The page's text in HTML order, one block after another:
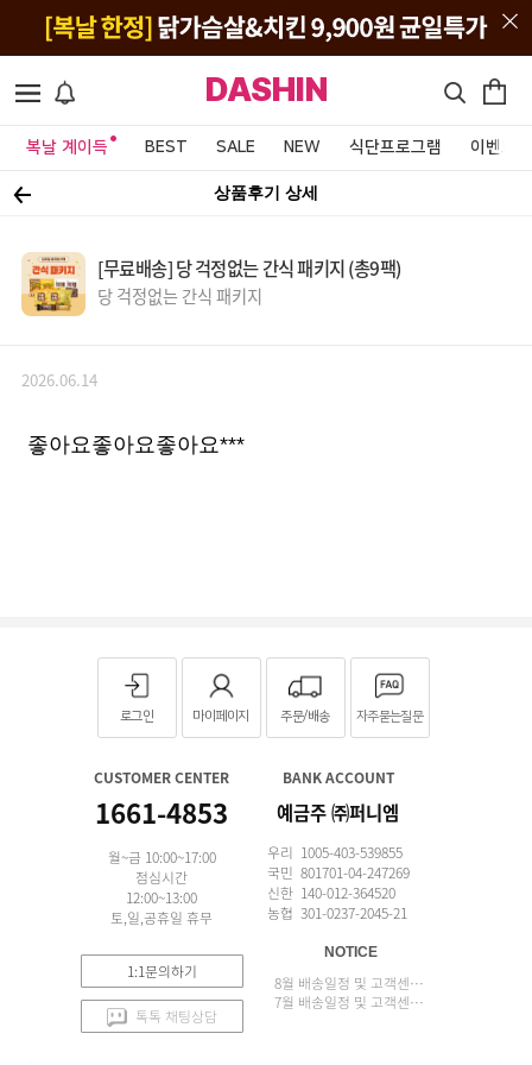
DASHIN
복날 계이득 BEST SALE NEW 식단프로그램 이벤트&
상품후기 상세
[무료배송] 당 걱정없는 간식 패키지 (총9팩)
당 걱정없는 간식 패키지
2026.06.14
좋아요좋아요좋아요***
로그인 마이페이지 주문/배송 자주묻는질문
CUSTOMER CENTER
1661-4853
월~금 10:00~17:00
점심시간
12:00~13:00
토,일,공휴일 휴무
1:1문의하기
톡톡 채팅상담
BANK ACCOUNT
예금주 ㈜퍼니엠
우리 1005-403-539855
국민 801701-04-247269
신한 140-012-364520
농협 301-0237-2045-21
NOTICE
8월 배송일정 및 고객센터 업무 안내
7월 배송일정 및 고객센터 업무 안내